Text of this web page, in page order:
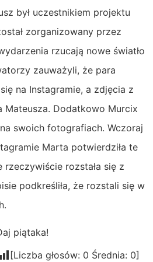
był uczestnikiem projektu
zorganizowany przez
rzucają nowe światło
zauważyli, że para
na Instagramie, a zdjęcia z
Mateusza. Dodatkowo Murcix
swoich fotografiach. Wczoraj
Marta potwierdziła te
rzeczywiście rozstała się z
podkreśliła, że rozstali się w
piątaka!
[Liczba głosów: 0 Średnia: 0]